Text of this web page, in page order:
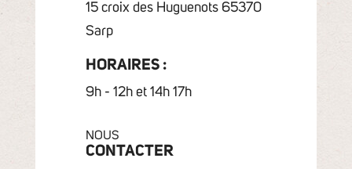
15 croix des Huguenots 65370
Sarp
HORAIRES :
9h - 12h et 14h 17h
NOUS
CONTACTER